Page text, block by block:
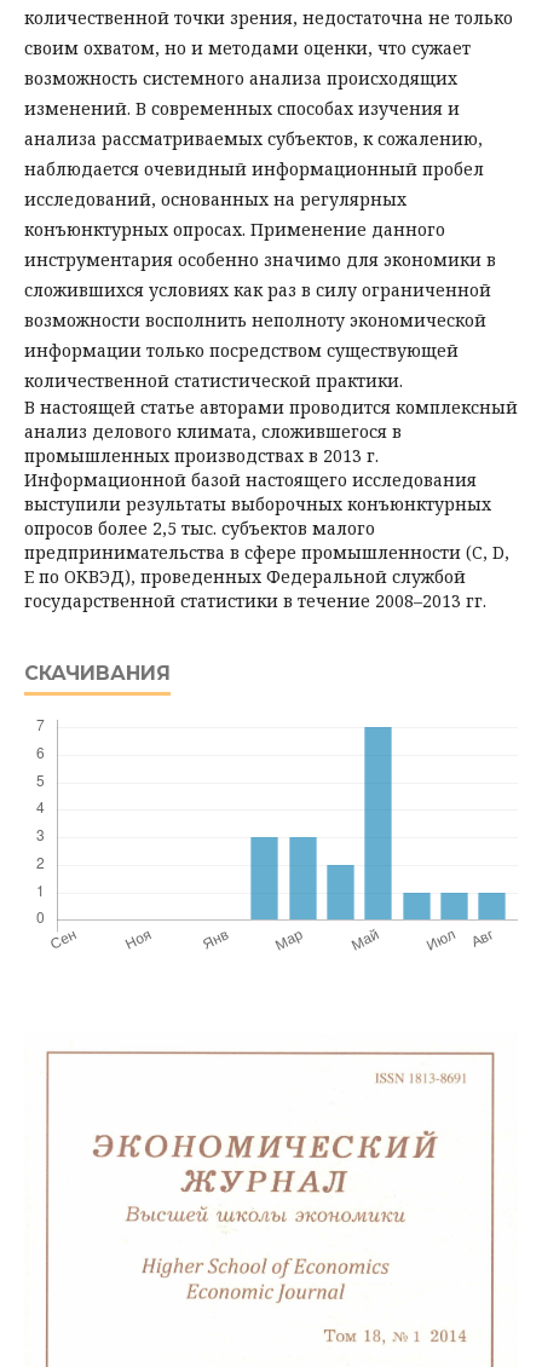
количественной точки зрения, недостаточна не только
своим охватом, но и методами оценки, что сужает
возможность системного анализа происходящих
изменений. В современных способах изучения и
анализа рассматриваемых субъектов, к сожалению,
наблюдается очевидный информационный пробел
исследований, основанных на регулярных
конъюнктурных опросах. Применение данного
инструментария особенно значимо для экономики в
сложившихся условиях как раз в силу ограниченной
возможности восполнить неполноту экономической
информации только посредством существующей
количественной статистической практики.
В настоящей статье авторами проводится комплексный
анализ делового климата, сложившегося в
промышленных производствах в 2013 г.
Информационной базой настоящего исследования
выступили результаты выборочных конъюнктурных
опросов более 2,5 тыс. субъектов малого
предпринимательства в сфере промышленности (C, D,
E по ОКВЭД), проведенных Федеральной службой
государственной статистики в течение 2008–2013 гг.
СКАЧИВАНИЯ